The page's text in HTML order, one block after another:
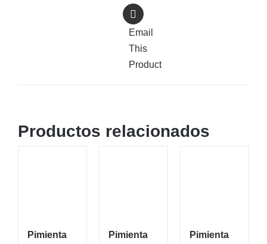
Email
This
Product
Productos relacionados
Pimienta
Pimienta
Pimienta